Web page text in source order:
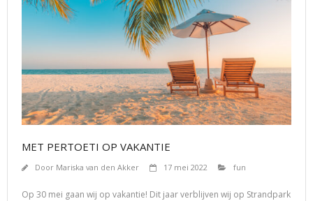
MET PERTOETI OP VAKANTIE
Door Mariska van den Akker 17 mei 2022 fun
Op 30 mei gaan wij op vakantie! Dit jaar verblijven wij op Strandpark